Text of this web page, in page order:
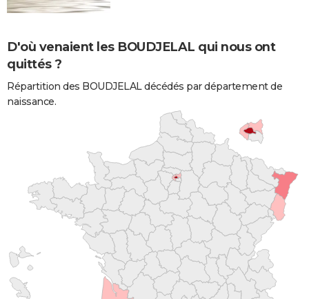
D'où venaient les BOUDJELAL qui nous ont
quittés ?
Répartition des BOUDJELAL décédés par département de
naissance.